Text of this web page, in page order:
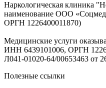
Наркологическая клиника
наименование ООО
ОРГН 1226400011870)
Медицинские услуги
ИНН 6439101006, ОРГН
Л041-01020-64/00653463 от
Полезные ссылки